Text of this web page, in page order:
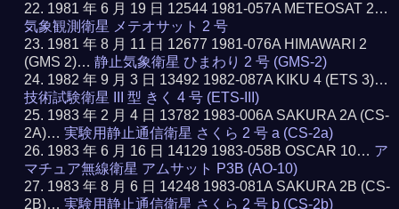
1981 年 6 月 19 日 12544 1981-057A METEOSAT 2…
気象観測衛星 メテオサット 2 号
1981 年 8 月 11 日 12677 1981-076A HIMAWARI 2
(GMS 2)…静止気象衛星 ひまわり 2 号 (GMS-2)
1982 年 9 月 3 日 13492 1982-087A KIKU 4 (ETS 3)…
技術試験衛星 III 型 きく 4 号 (ETS-III)
1983 年 2 月 4 日 13782 1983-006A SAKURA 2A (CS-
2A)…実験用静止通信衛星 さくら 2 号 a (CS-2a)
1983 年 6 月 16 日 14129 1983-058B OSCAR 10… ア
マチュア無線衛星 アムサット P3B (AO-10)
1983 年 8 月 6 日 14248 1983-081A SAKURA 2B (CS-
2B)…実験用静止通信衛星 さくら 2 号 b (CS-2b)